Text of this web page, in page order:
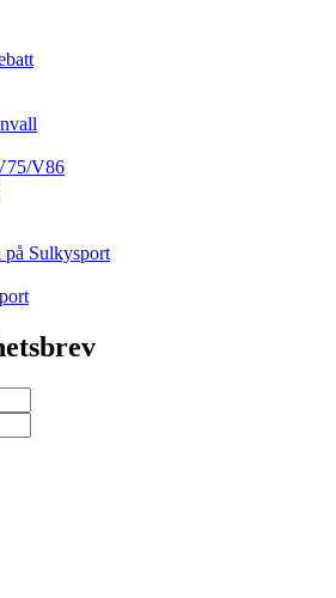
V86
på Sulkysport